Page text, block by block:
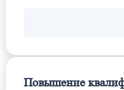
Повышение